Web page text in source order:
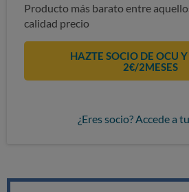
Producto más barato entre
calidad precio
HAZTE SOCIO DE OCU
2€/2MESES
¿Eres socio? Accede a